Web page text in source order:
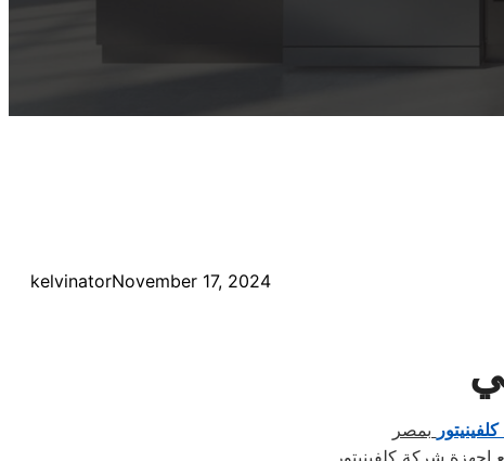
kelvinatorNovember 17, 2024
بمصر
شركة كلفينيتور